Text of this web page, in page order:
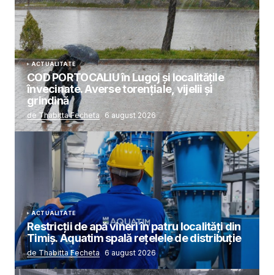
ACTUALITATE
COD PORTOCALIU în Lugoj și localitățile
învecinate. Averse torențiale, vijelii și
grindină
de Thabitta Fecheta 6 august 2026
ACTUALITATE
Restricții de apă vineri în patru localități din
Timiș. Aquatim spală rețelele de distribuție
de Thabitta Fecheta 6 august 2026